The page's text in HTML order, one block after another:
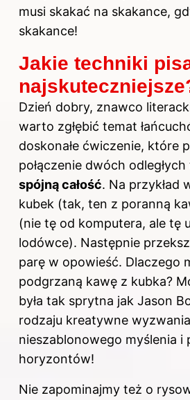
musi skakać na skakance,
skakance!
Jakie techniki
Dzień dobry, znawco
warto zgłębić temat
doskonałe ćwiczenie, które
połączenie dwóch
spójną całość. Na przykład
kubek (tak, ten z poranną
(nie tę od komputera, ale tę
lodówce). Następnie
parę w opowieść. Dlaczego
podgrzaną kawę z kubka?
była tak sprytna jak Jason
rodzaju kreatywne
nieszablonowego myślenia i
horyzontów!
Nie zapominajmy też o